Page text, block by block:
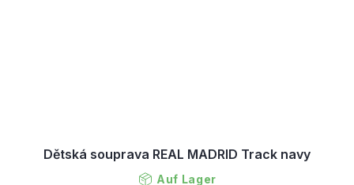
Dětská souprava REAL MADRID Track navy
Auf Lager